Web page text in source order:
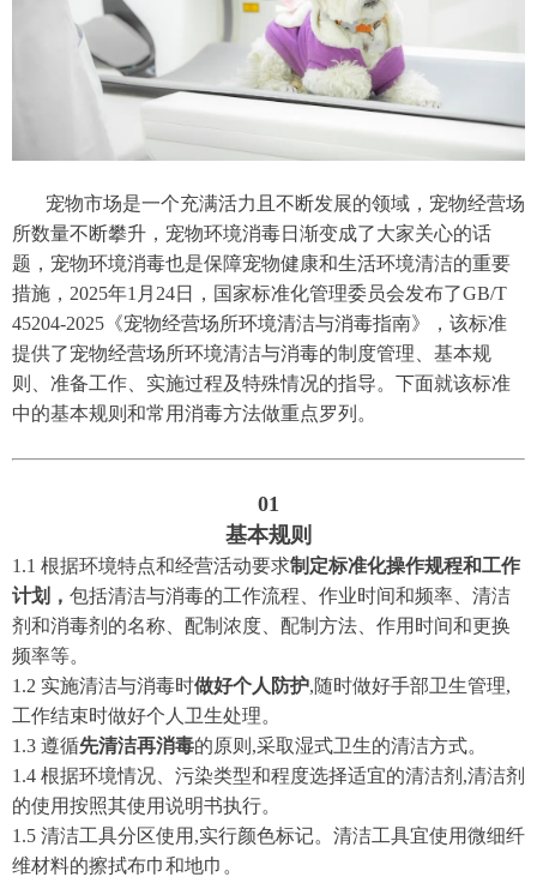
宠物市场是一个充满活力且不断发展的领域，宠物经营场
所数量不断攀升，宠物环境消毒日渐变成了大家关心的话
题，宠物环境消毒也是保障宠物健康和生活环境清洁的重要
措施，2025年1月24日，国家标准化管理委员会发布了GB/T
45204-2025《宠物经营场所环境清洁与消毒指南》，该标准
提供了宠物经营场所环境清洁与消毒的制度管理、基本规
则、准备工作、实施过程及特殊情况的指导。下面就该标准
中的基本规则和常用消毒方法做重点罗列。
01
基本规则
1.1 根据环境特点和经营活动要求制定标准化操作规程和工作
计划， 包括清洁与消毒的工作流程、作业时间和频率、清洁
剂和消毒剂的名称、配制浓度、配制方法、作用时间和更换
频率等。
1.2 实施清洁与消毒时做好个人防护,随时做好手部卫生管理,
工作结束时做好个人卫生处理。
1.3 遵循先清洁再消毒的原则,采取湿式卫生的清洁方式。
1.4 根据环境情况、污染类型和程度选择适宜的清洁剂,清洁剂
的使用按照其使用说明书执行。
1.5 清洁工具分区使用,实行颜色标记。清洁工具宜使用微细纤
维材料的擦拭布巾和地巾。